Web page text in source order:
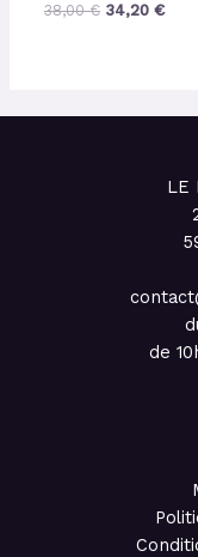
38,00€ 34,20€
LE
de